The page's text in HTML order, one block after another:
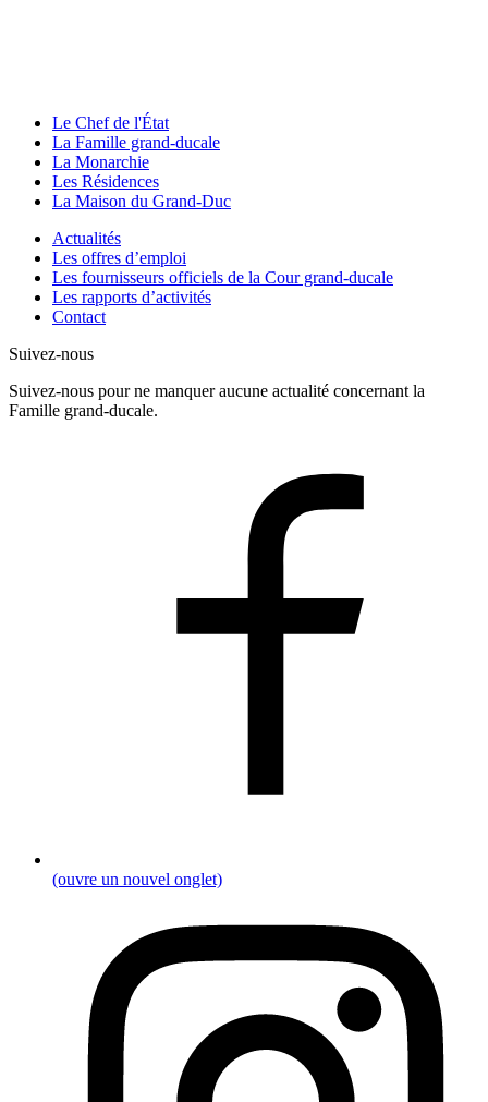
Le Chef de l'État
La Famille grand-ducale
La Monarchie
Les Résidences
La Maison du Grand-Duc
Actualités
Les offres d’emploi
Les fournisseurs officiels de la Cour grand-ducale
Les rapports d’activités
Contact
Suivez-nous
Suivez-nous pour ne manquer aucune actualité concernant la
Famille grand-ducale.
(ouvre un nouvel onglet)